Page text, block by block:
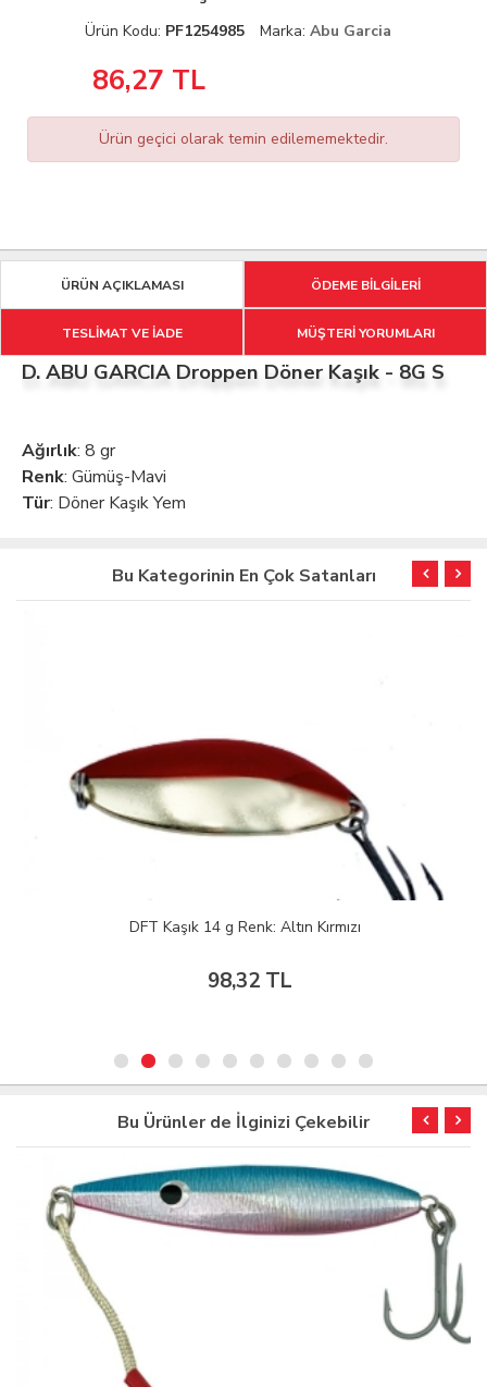
Ürün Kodu: PF1254985 Marka: Abu Garcia
86,27 TL
Ürün geçici olarak temin edilememektedir.
ÜRÜN AÇIKLAMASI ÖDEME BİLGİLERİ
TESLİMAT VE İADE MÜŞTERİ YORUMLARI
D. ABU GARCIA Droppen Döner Kaşık - 8G S
Ağırlık: 8 gr
Renk: Gümüş-Mavi
Tür: Döner Kaşık Yem
Bu Kategorinin En Çok Satanları
DFT Kaşık 14 g Renk: Altın Kırmızı
98,32 TL
Bu Ürünler de İlginizi Çekebilir